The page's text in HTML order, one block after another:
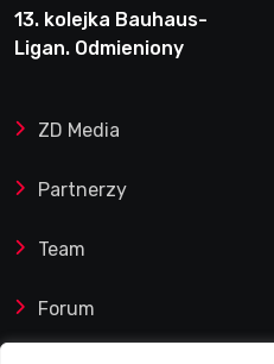
13. kolejka Bauhaus-
Ligan. Odmieniony
ZD Media
Partnerzy
Team
Forum